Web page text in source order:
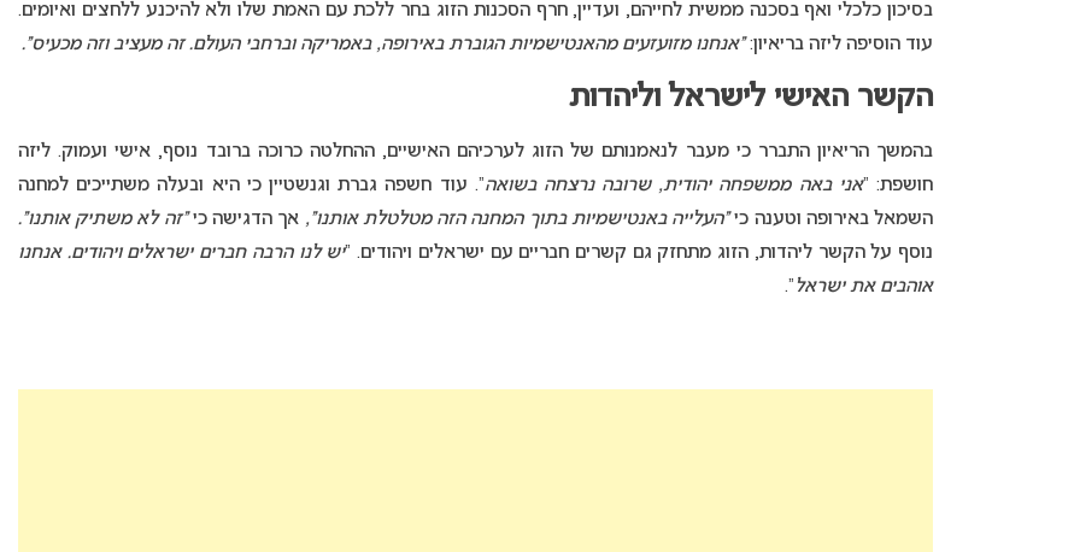
בסיכון כלכלי ואף בסכנה ממשית לחייהם, ועדיין, חרף הסכנות הזוג בחר ללכת עם האמת שלו ולא להיכנע ללחצים ואיומים.
עוד הוסיפה ליזה בריאיון:“אנחנו מזועזעים מהאנטישמיות הגוברת באירופה, באמריקה וברחבי העולם. זה מעציב וזה מכעיס”.
הקשר האישי לישראל וליהדות
בהמשך הריאיון התברר כי מעבר לנאמנותם של הזוג לערכיהם האישיים, ההחלטה כרוכה ברובד נוסף, אישי ועמוק. ליזה
חושפת: “אני באה ממשפחה יהודית, שרובה נרצחה בשואה“. עוד חשפה גברת וגנשטיין כי היא ובעלה משתייכים למחנה
השמאל באירופה וטענה כי“העלייה באנטישמיות בתוך המחנה הזה מטלטלת אותנו”, אך הדגישה כי“זה לא משתיק אותנו”.
נוסף על הקשר ליהדות, הזוג מתחזק גם קשרים חבריים עם ישראלים ויהודים. “יש לנו הרבה חברים ישראלים ויהודים. אנחנו
אוהבים את ישראל“.